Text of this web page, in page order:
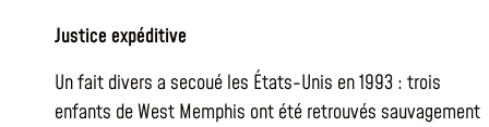
Justice expéditive
Un fait divers a secoué les États-Unis en 1993 : trois
enfants de West Memphis ont été retrouvés sauvagement